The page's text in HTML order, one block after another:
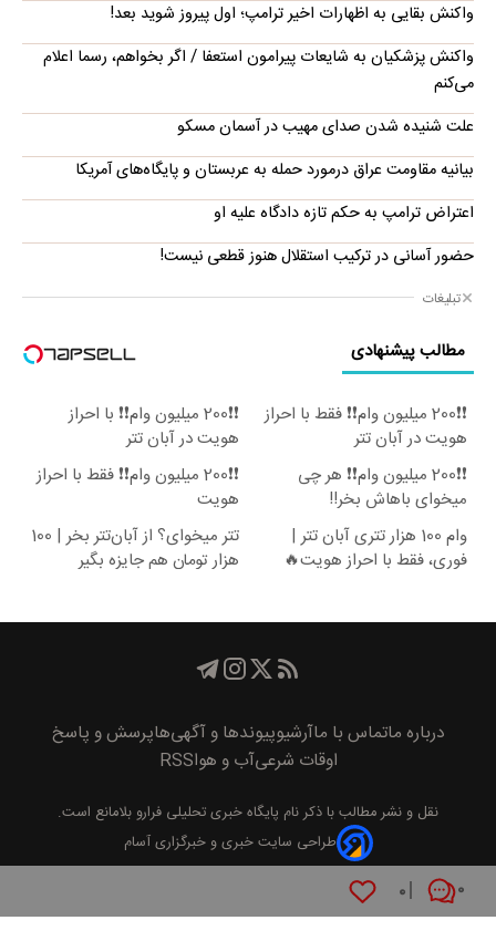
۰ ۰
واکنش بقایی به اظهارات اخیر ترامپ؛ اول پیروز شوید بعد!
واکنش پزشکیان به شایعات پیرامون استعفا / اگر بخواهم، رسما اعلام
می‌کنم
علت شنیده شدن صدای مهیب در آسمان مسکو
بیانیه مقاومت عراق درمورد حمله به عربستان و پایگاه‌های آمریکا
اعتراض ترامپ به حکم تازه دادگاه علیه او
حضور آسانی در ترکیب استقلال هنوز قطعی نیست!
تبلیغات
مطالب پیشنهادی
❗❗200 میلیون وام❗❗ فقط با احراز
هویت در آبان تتر
❗❗200 میلیون وام❗❗ با احراز
هویت در آبان تتر
❗❗200 میلیون وام❗❗ هر چی
میخوای باهاش بخر!!
❗❗200 میلیون وام❗❗ فقط با احراز
هویت
وام 100 هزار تتری آبان تتر |
فوری، فقط با احراز هویت🔥
تتر میخوای؟ از آبان‌تتر بخر | 100
هزار تومان هم جایزه بگیر
درباره ماتماس با ماآرشیوپیوند‌ها و آگهی‌هاپرسش و پاسخ
اوقات شرعیآب و هواRSS
نقل و نشر مطالب با ذکر نام پايگاه خبری تحليلی فراروبلامانع است.
طراحی سایت خبری و خبرگزاری آسام